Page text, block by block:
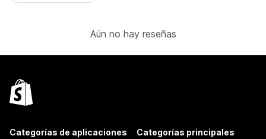
Aún no hay reseñas
Categorías de aplicaciones Categorías principales